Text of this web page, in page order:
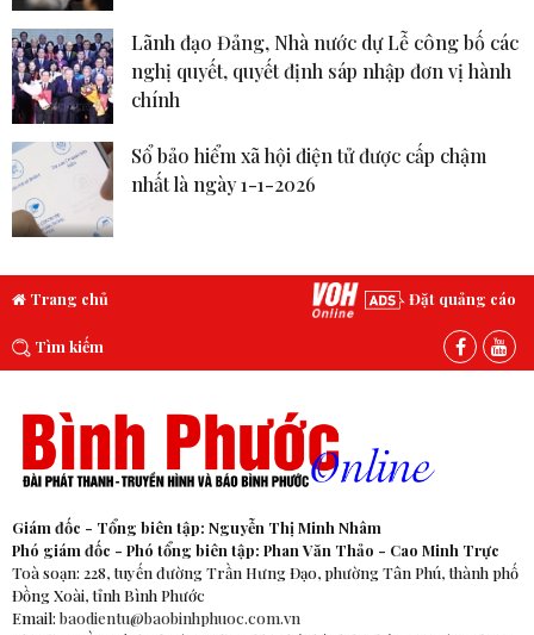
Lãnh đạo Đảng, Nhà nước dự Lễ công bố các
nghị quyết, quyết định sáp nhập đơn vị hành
chính
Sổ bảo hiểm xã hội điện tử được cấp chậm
nhất là ngày 1-1-2026
Trang chủ Đặt quảng cáo
Tìm kiếm
Giám đốc - Tổng biên tập: Nguyễn Thị Minh Nhâm
Phó giám đốc - Phó tổng biên tập: Phan Văn Thảo - Cao Minh Trực
Toà soạn: 228, tuyến đường Trần Hưng Đạo, phường Tân Phú, thành phố
Đồng Xoài, tỉnh Bình Phước
Email: baodientu@baobinhphuoc.com.vn